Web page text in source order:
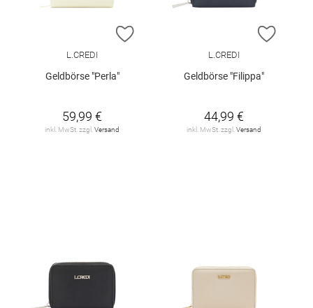
ZUR WUNSCHLISTE HINZUFÜGEN
L.CREDI
Geldbörse "Perla"
59,99 €
inkl. MwSt. zzgl. Versand
ZUR
L.CREDI
Geldbörse "Filippa"
44,99 €
inkl. MwSt. zzgl. Versand